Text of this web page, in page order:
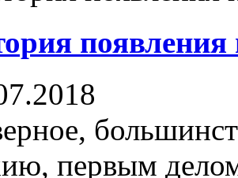
появления
первым